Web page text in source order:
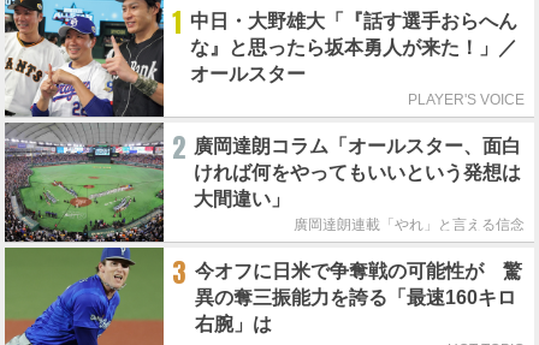
1 中日・大野雄大「『話す選手おらへん
な』と思ったら坂本勇人が来た！」／
オールスター
PLAYER'S VOICE
2 廣岡達朗コラム「オールスター、面白
ければ何をやってもいいという発想は
大間違い」
廣岡達朗連載「やれ」と言える信念
3 今オフに日米で争奪戦の可能性が 驚
異の奪三振能力を誇る「最速160キロ
右腕」は